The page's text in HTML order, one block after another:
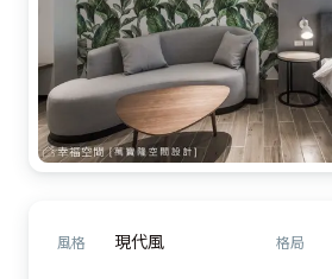
風格 現代風 格局